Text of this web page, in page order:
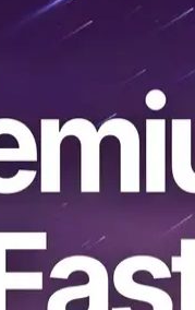
Pays-Bas, PDG:
a annoncé le
produit VPSPowered
speed et conçu avec
offre des performances
virtualisé.
Amsterdam, New York
pour achat direct via